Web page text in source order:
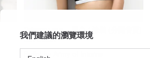
Primary top – 黑色 / 泳裝 (分開售賣)
027BLCK
Bullet by Army of Interns
我們建議的瀏覽環境